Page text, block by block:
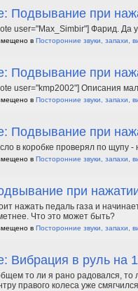
Подвывание при
user="Max_Simbir"] Фарид. Да
в Посторонние звуки, запахи,
Подвывание при
user="kmp2002"] Описания
в Посторонние звуки, запахи,
Подвывание при
в коробке проверял по щупу
в Посторонние звуки, запахи,
при
нажать педаль газа и
Что это может быть?
в Посторонние звуки, запахи,
Вибрация в руль на
то ли я рано радовался, то
правого колеса уже